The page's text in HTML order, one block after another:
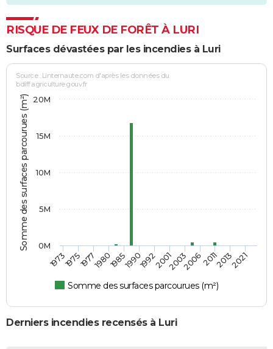
RISQUE DE FEUX DE FORÊT À LURI
Surfaces dévastées par les incendies à Luri
Somme des surfaces parcourues (m²)
Source : Linternaute.com d'après les données du
bdiff.agriculture.gouv.fr
Somme des surfaces parcourues (m²)
1973197519771980198519901992200120032006201120132021
0M
5M
10M
15M
20M
Derniers incendies recensés à Luri